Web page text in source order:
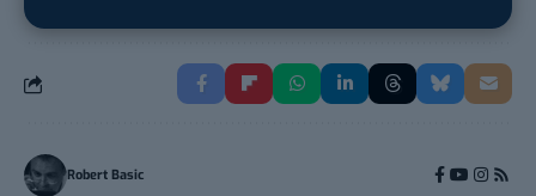
Robert Basic